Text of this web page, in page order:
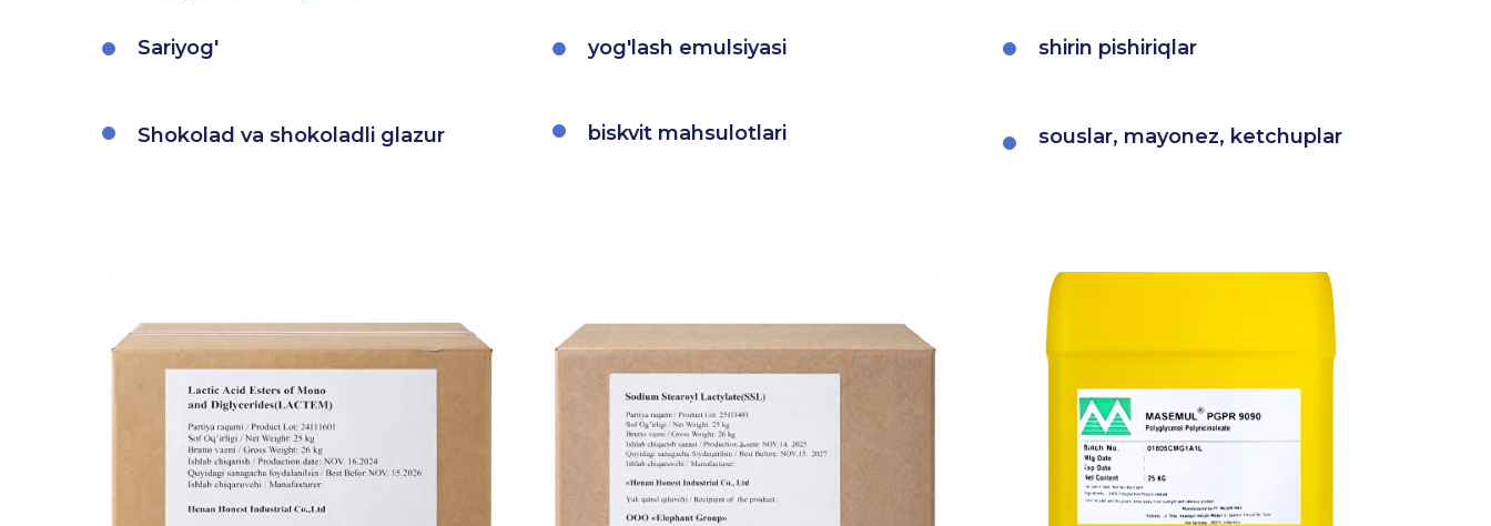
Sariyog'
Shokolad va shokoladli glazur biskvit mahsulotlari souslar, mayonez, ketchuplar
yog'lash emulsiyasi shirin pishiriqlar